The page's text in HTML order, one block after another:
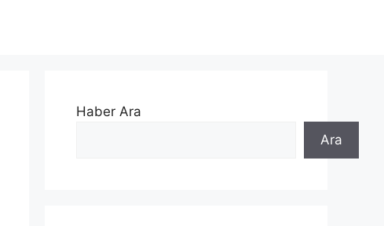
Haber Ara
Ara